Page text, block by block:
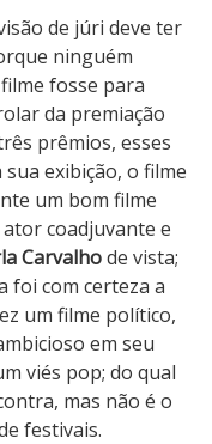
de júri deve ter
ninguém
fosse para
da premiação
prêmios, esses
exibição, o filme
um bom filme
coadjuvante e
Carvalhode vista;
foi com certeza a
um filme político,
em seu
viés pop; do qual
mas não é o
festivais.